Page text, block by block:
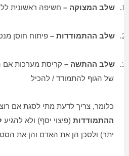
1. שלב המצוקה –חשיפה ראשונית
2. שלב ההתמודדות – פיתוח חוסן
3. שלב ההתשה –קריסת מערכות אם
של הגוף להתמודד / להכיל
כלומר, צריך לדעת מתי לסגת אם
ההתמודדות(פיצוי יסף) ולא להגיע
יתר) ולסכן הן את האדם והן את